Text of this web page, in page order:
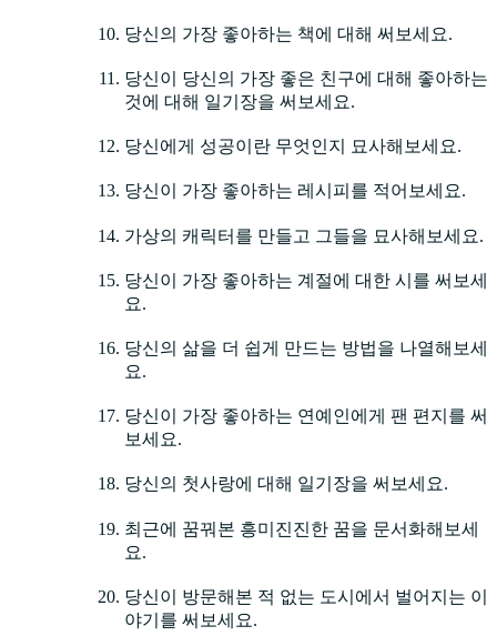
당신의 가장 좋아하는 책에 대해 써보세요.
당신이 당신의 가장 좋은 친구에 대해 좋아하는
것에 대해 일기장을 써보세요.
당신에게 성공이란 무엇인지 묘사해보세요.
당신이 가장 좋아하는 레시피를 적어보세요.
가상의 캐릭터를 만들고 그들을 묘사해보세요.
당신이 가장 좋아하는 계절에 대한 시를 써보세
요.
당신의 삶을 더 쉽게 만드는 방법을 나열해보세
요.
당신이 가장 좋아하는 연예인에게 팬 편지를 써
보세요.
당신의 첫사랑에 대해 일기장을 써보세요.
최근에 꿈꿔본 흥미진진한 꿈을 문서화해보세
요.
당신이 방문해본 적 없는 도시에서 벌어지는 이
야기를 써보세요.